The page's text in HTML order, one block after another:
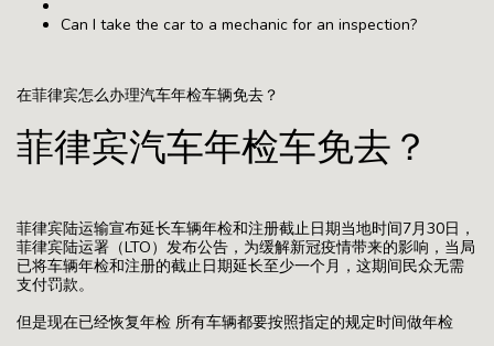
Can I take the car to a mechanic for an inspection?
在菲律宾怎么办理汽车年检车辆免去？
菲律宾汽车年检车免去？
菲律宾陆运输宣布延长车辆年检和注册截止日期当地时间7月30日，
菲律宾陆运署（LTO）发布公告，为缓解新冠疫情带来的影响，当局
已将车辆年检和注册的截止日期延长至少一个月，这期间民众无需
支付罚款。
但是现在已经恢复年检 所有车辆都要按照指定的规定时间做年检